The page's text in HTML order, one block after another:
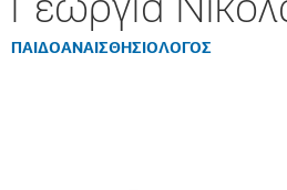
Γεωργία
ΠΑΙΔΟΑΝΑΙΣΘΗΣΙΟΛΟΓΟΣ